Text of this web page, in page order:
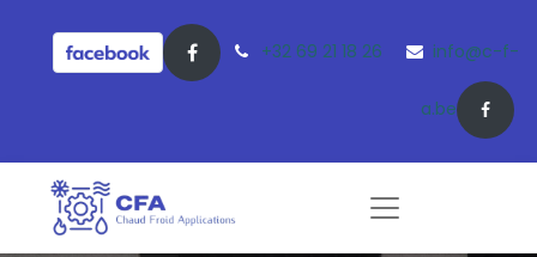
+32 69 21 18 26 info@c-f-
a.be